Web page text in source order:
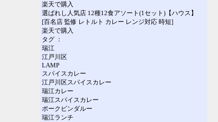
楽天で購入
選ばれし人気店 12種12食アソート(1セット)【ハウス】
[百名店 監修 レトルト カレー レンジ対応 時短]
楽天で購入
タグ ：
瑞江
江戸川区
LAMP
スパイスカレー
江戸川区スパイスカレー
瑞江カレー
瑞江スパイスカレー
ポークビンダルー
瑞江ランチ